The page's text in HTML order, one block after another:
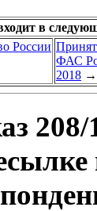
в
России
ФАС
2018 →
208/